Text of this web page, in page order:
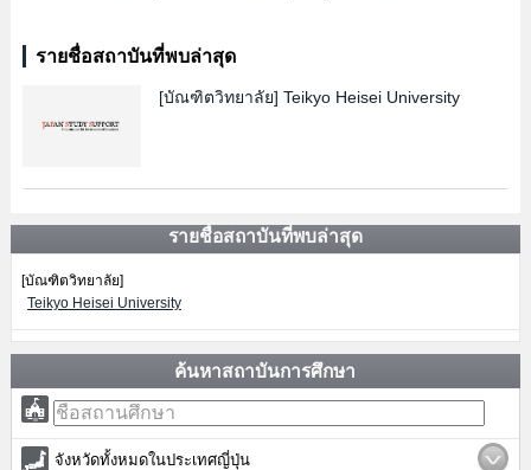
รายชื่อสถาบันที่พบล่าสุด
[บัณฑิตวิทยาลัย] Teikyo Heisei University
รายชื่อสถาบันที่พบล่าสุด
[บัณฑิตวิทยาลัย]
Teikyo Heisei University
ค้นหาสถาบันการศึกษา
จังหวัดทั้งหมดในประเทศญี่ปุ่น